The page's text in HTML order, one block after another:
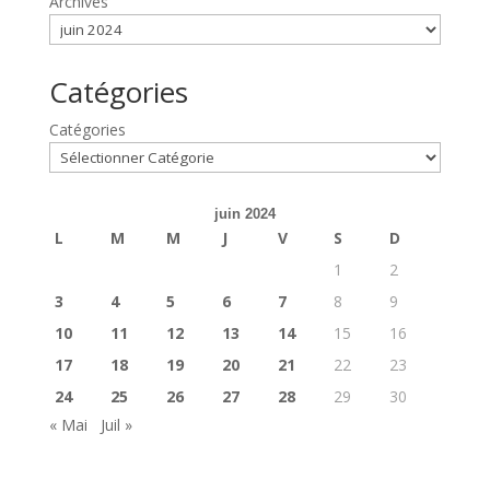
Catégories
Catégories
juin 2024
L M M J V S
D
1
2
3
4 5 6 7 8
9
10
11 12 13 14 15
16
17
18 19 20 21 22
23
24
25 26 27 28 29
30
« Mai
Juil »